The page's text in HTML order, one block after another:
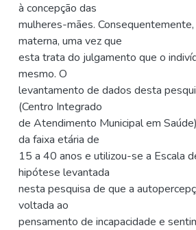
à concepção das
mulheres-mães.
materna, uma vez que
esta trata do julgamento que o
mesmo. O
levantamento de dados desta
(Centro Integrado
de Atendimento Municipal em
da faixa etária de
15 a 40 anos e utilizou-se a Escala
hipótese levantada
nesta pesquisa de que a
voltada ao
pensamento de incapacidade e